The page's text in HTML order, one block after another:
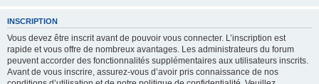
INSCRIPTION
Vous devez être inscrit avant de pouvoir vous connecter. L’inscription est
rapide et vous offre de nombreux avantages. Les administrateurs du forum
peuvent accorder des fonctionnalités supplémentaires aux utilisateurs inscrits.
Avant de vous inscrire, assurez-vous d’avoir pris connaissance de nos